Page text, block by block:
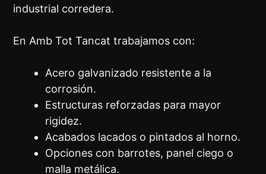
industrial corredera.
En Amb Tot Tancat trabajamos con:
Acero galvanizado resistente a la
corrosión.
Estructuras reforzadas para mayor
rigidez.
Acabados lacados o pintados al horno.
Opciones con barrotes, panel ciego o
malla metálica.